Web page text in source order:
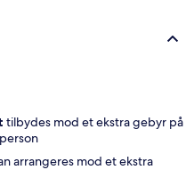
tilbydes mod et ekstra gebyr på
arrangeres mod et ekstra